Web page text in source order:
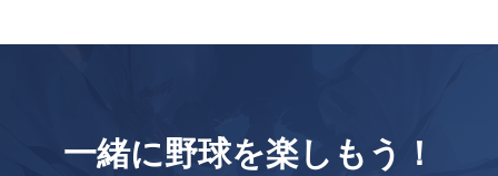
一緒に野球を楽しもう！